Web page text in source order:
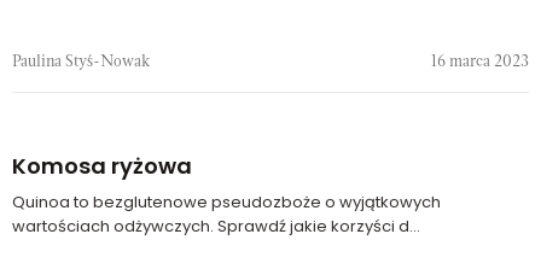
Paulina Styś-Nowak 16 marca 2023
Komosa ryżowa
Quinoa to bezglutenowe pseudozboże o wyjątkowych
wartościach odżywczych. Sprawdź jakie korzyści d...